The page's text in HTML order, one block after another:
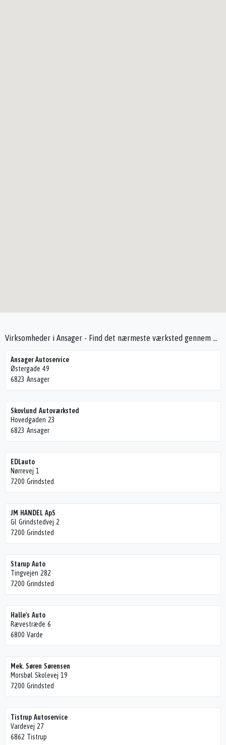
Virksomheder i Ansager - Find det nærmeste værksted gennem Seek4Cars
Ansager Autoservice
Østergade 49
6823 Ansager
Skovlund Autoværksted
Hovedgaden 23
6823 Ansager
EDLauto
Nørrevej 1
7200 Grindsted
JM HANDEL ApS
Gl Grindstedvej 2
7200 Grindsted
Starup Auto
Tingvejen 282
7200 Grindsted
Halle's Auto
Rævestræde 6
6800 Varde
Mek. Søren Sørensen
Morsbøl Skolevej 19
7200 Grindsted
Tistrup Autoservice
Vardevej 27
6862 Tistrup